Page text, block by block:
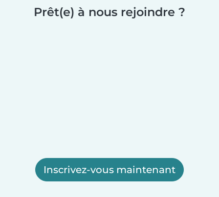
Prêt(e) à nous rejoindre ?
Inscrivez-vous maintenant